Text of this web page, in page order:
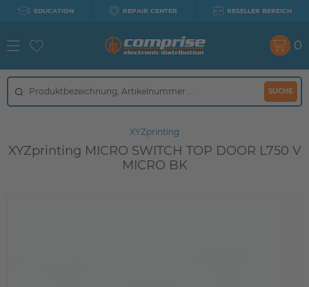
EDUCATION REPAIR CENTER RESELLER BEREICH
SUCHE
0
XYZprinting
XYZprinting MICRO SWITCH TOP DOOR L750 V
MICRO BK